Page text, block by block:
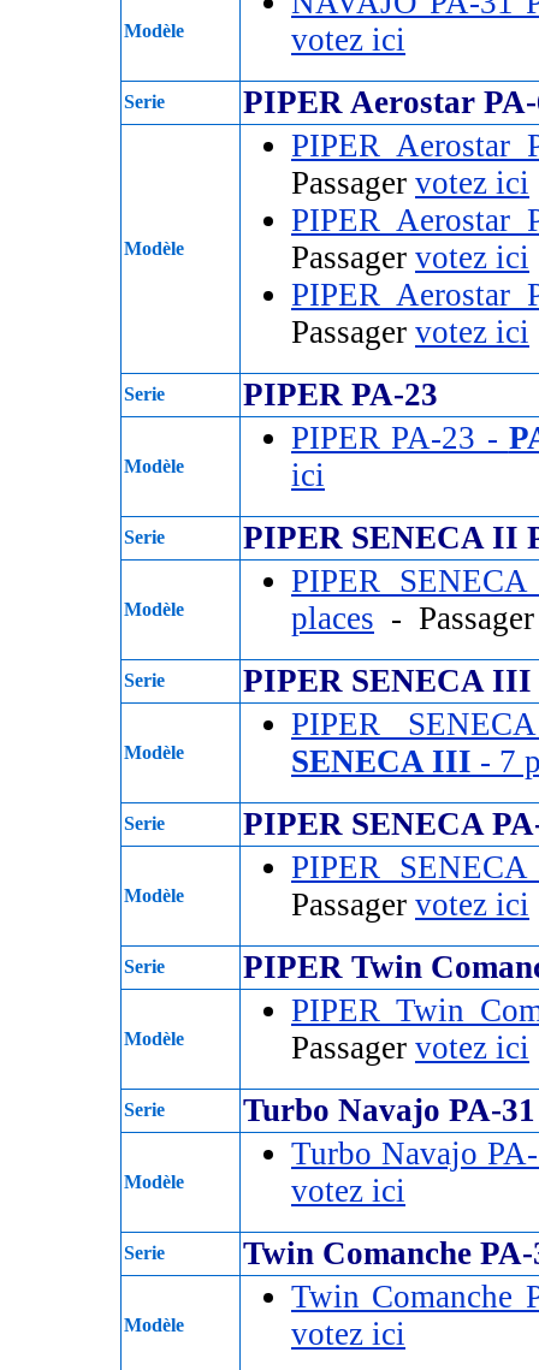
Modèle
votez ici
Serie PIPER Aerostar
Modèle
PIPER
Passager votez ici
PIPER
Passager votez ici
PIPER
Passager votez ici
Serie PIPER PA-23
Modèle
PIPER PA-23 -
ici
Serie PIPER SENECA II
Modèle
PIPER
places -
Serie PIPER SENECA III
Modèle
PIPER
SENECA III - 7
Serie PIPER SENECA
Modèle
PIPER
Passager votez ici
Serie PIPER Twin
Modèle
PIPER Twin
Passager votez ici
Serie Turbo Navajo PA-31
Modèle
Turbo Navajo
votez ici
Serie Twin Comanche PA-
Modèle
Twin Comanche
votez ici